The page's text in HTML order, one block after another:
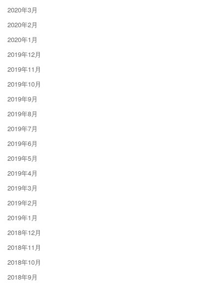
2020年3月
2020年2月
2020年1月
2019年12月
2019年11月
2019年10月
2019年9月
2019年8月
2019年7月
2019年6月
2019年5月
2019年4月
2019年3月
2019年2月
2019年1月
2018年12月
2018年11月
2018年10月
2018年9月